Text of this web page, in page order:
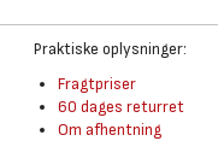
Praktiske oplysninger:
Fragtpriser
60 dages returret
Om afhentning